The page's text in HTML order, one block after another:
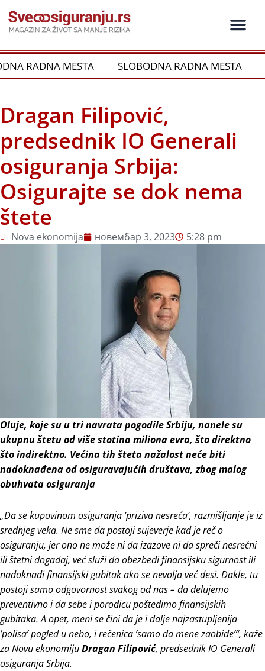
на
садржај
MESTA SLOBODNA RADNA MESTA
Dragan Filipović,
predsednik IO Generali
osiguranja Srbija:
Osigurajte se dok nema
štete
Nova ekonomija новембар 3, 2023 5:28 pm
Oluje, koje su u tri navrata pogodile Srbiju, nanele su
ukupnu štetu od više stotina miliona evra, što direktno
što indirektno. Većina tih šteta nažalost neće biti
nadoknađena od osiguravajućih društava, zbog malog
obuhvata osiguranja
„Da se kupovinom osiguranja ’priziva nesreća’, razmišljanje je iz
srednjeg veka. Ne sme da postoji sujeverje kad je reč o
osiguranju, jer ono ne može ni da izazove ni da spreči nesrećni
ili štetni događaj, već služi da obezbedi finansijsku sigurnost ili
nadoknadi finansijski gubitak ako se nevolja već desi. Dakle, tu
postoji samo odgovornost svakog od nas – da delujemo
preventivno i da sebe i porodicu poštedimo finansijskih
gubitaka. A opet, meni se čini da je i dalje najzastupljenija
’polisa’ pogled u nebo, i rečenica ’samo da mene zaobiđe’“, kaže
za Novu ekonomijuDragan Filipović, predsednik IO Generali
osiguranja Srbija.